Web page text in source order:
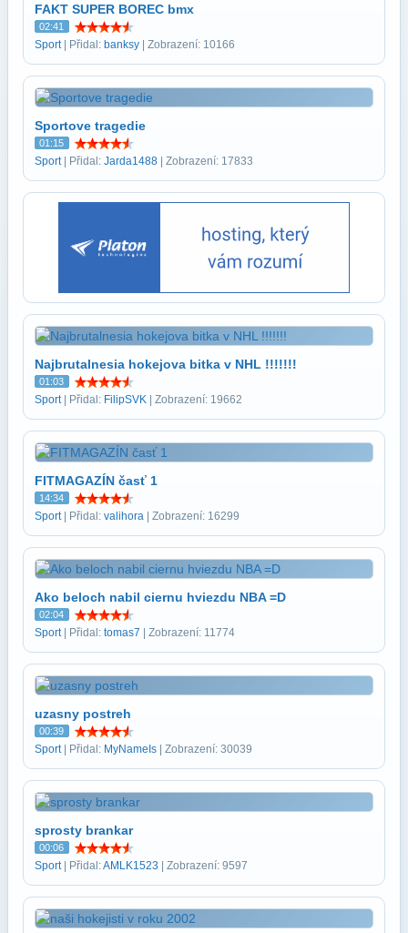
FAKT SUPER BOREC bmx
02:41
Sport| Přidal: banksy | Zobrazení: 10166
Sportove tragedie
01:15
Sport| Přidal: Jarda1488 | Zobrazení: 17833
Najbrutalnesia hokejova bitka v NHL !!!!!!!
01:03
Sport| Přidal: FilipSVK | Zobrazení: 19662
FITMAGAZÍN časť 1
14:34
Sport| Přidal: valihora | Zobrazení: 16299
Ako beloch nabil ciernu hviezdu NBA =D
02:04
Sport| Přidal: tomas7 | Zobrazení: 11774
uzasny postreh
00:39
Sport| Přidal: MyNameIs | Zobrazení: 30039
sprosty brankar
00:06
Sport| Přidal:AMLK1523 | Zobrazení: 9597